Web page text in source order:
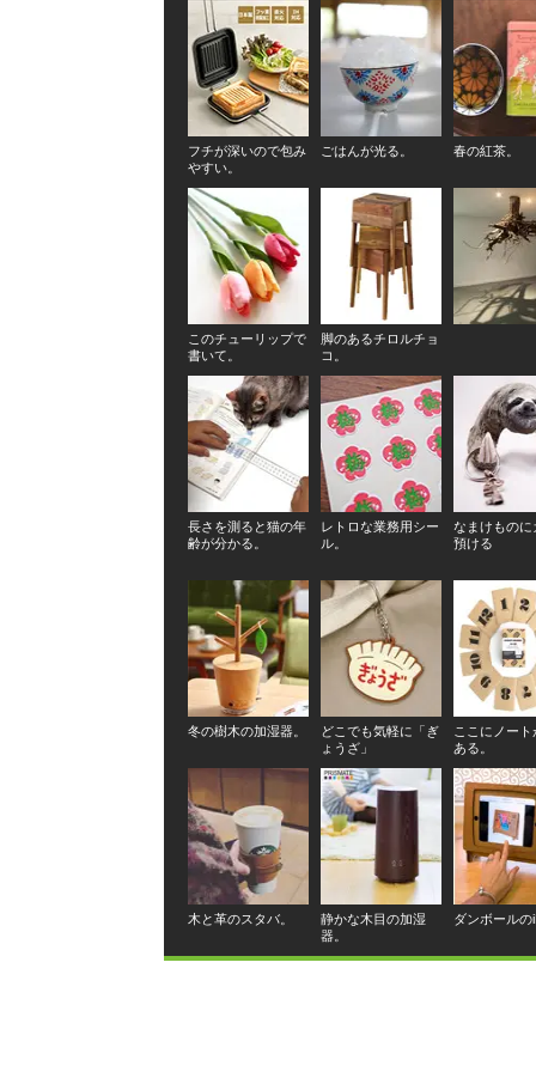
フチが深いので包み
やすい。
ごはんが光る。 春の紅茶。
このチューリップで
書いて。
脚のあるチロルチョ
コ。
長さを測ると猫の年
齢が分かる。
レトロな業務用シー
ル。
なまけものに
預ける
冬の樹木の加湿器。
どこでも気軽に「ぎ
ょうざ」
ここにノート
ある。
木と革のスタバ。
静かな木目の加湿
器。
ダンボールの